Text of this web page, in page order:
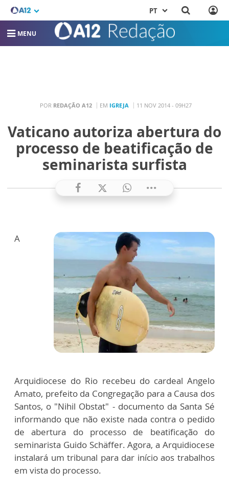
PT
MENU
POR REDAÇÃO A12 EM IGREJA 11 NOV 2014 - 09H27
Vaticano autoriza abertura do
processo de beatificação de
seminarista surfista
A
Arquidiocese do Rio recebeu do cardeal Angelo
Amato, prefeito da Congregação para a Causa dos
Santos, o "Nihil Obstat" - documento da Santa Sé
informando que não existe nada contra o pedido
de abertura do processo de beatificação do
seminarista Guido Schäffer. Agora, a Arquidiocese
instalará um tribunal para dar início aos trabalhos
em vista do processo.